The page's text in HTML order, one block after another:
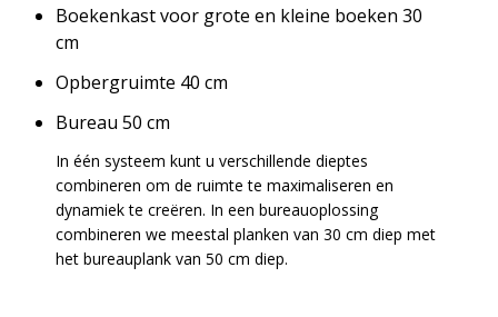
Boekenkast voor grote en kleine boeken 30
cm
Opbergruimte 40 cm
Bureau 50 cm
In één systeem kunt u verschillende dieptes
combineren om de ruimte te maximaliseren en
dynamiek te creëren. In een bureauoplossing
combineren we meestal planken van 30 cm diep met
het bureauplank van 50 cm diep.